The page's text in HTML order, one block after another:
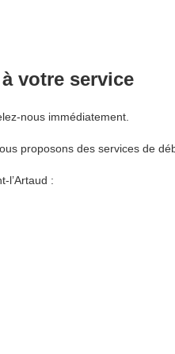
votre service
nous immédiatement.
proposons des services de
l’Artaud :